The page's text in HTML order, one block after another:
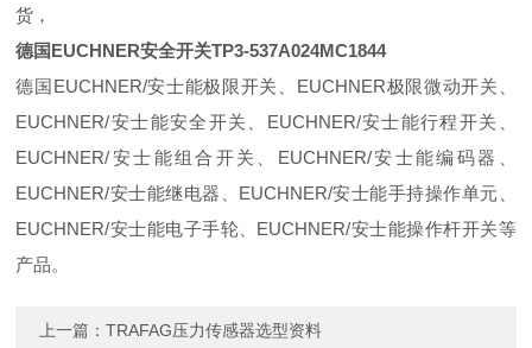
货，
德国EUCHNER安全开关TP3-537A024MC1844
德国EUCHNER/安士能极限开关、EUCHNER极限微动开关、
EUCHNER/安士能安全开关、EUCHNER/安士能行程开关、
EUCHNER/安士能组合开关、EUCHNER/安士能编码器、
EUCHNER/安士能继电器、EUCHNER/安士能手持操作单元、
EUCHNER/安士能电子手轮、EUCHNER/安士能操作杆开关等
产品。
上一篇：TRAFAG压力传感器选型资料